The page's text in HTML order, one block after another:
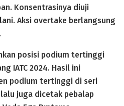
Konsentrasinya diuji
Aksi overtake berlangsung
posisi podium tertinggi
IATC 2024. Hasil ini
podium tertinggi di seri
lalu juga dicetak pebalap